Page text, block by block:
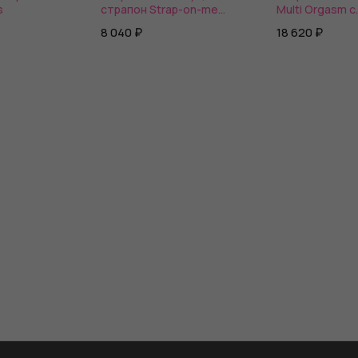
страпон Strap-on-me
Strap-On
8 040 ₽
Multi Orgasm с
стимуляцией
18 620 ₽